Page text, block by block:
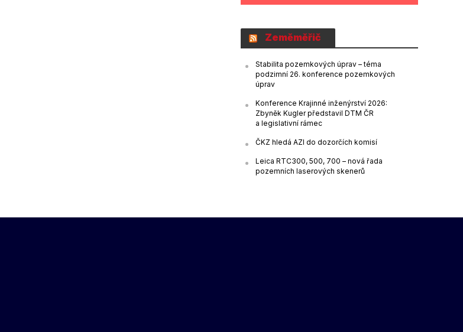
Zeměměřič
Stabilita pozemkových úprav – téma
podzimní 26. konference pozemkových
úprav
Konference Krajinné inženýrství 2026:
Zbyněk Kugler představil DTM ČR
a legislativní rámec
ČKZ hledá AZI do dozorčích komisí
Leica RTC300, 500, 700 – nová řada
pozemních laserových skenerů